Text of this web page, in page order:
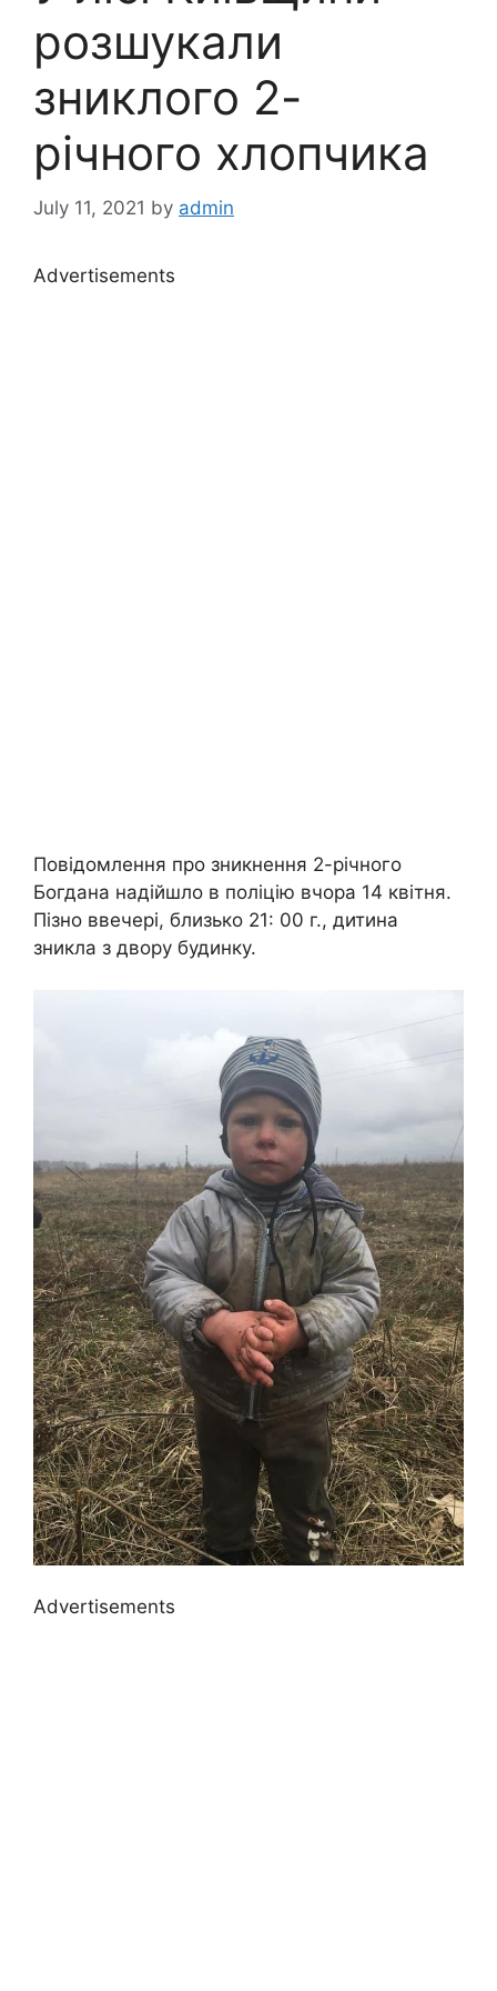
розшукали
зниклого 2-
річного хлопчика
July 11, 2021 by admin
Advertisements
Повідомлення про зникнення 2-річного
Богдана надійшло в поліцію вчора 14 квітня.
Пізно ввечері, близько 21: 00 г., дитина
зникла з двору будинку.
Advertisements